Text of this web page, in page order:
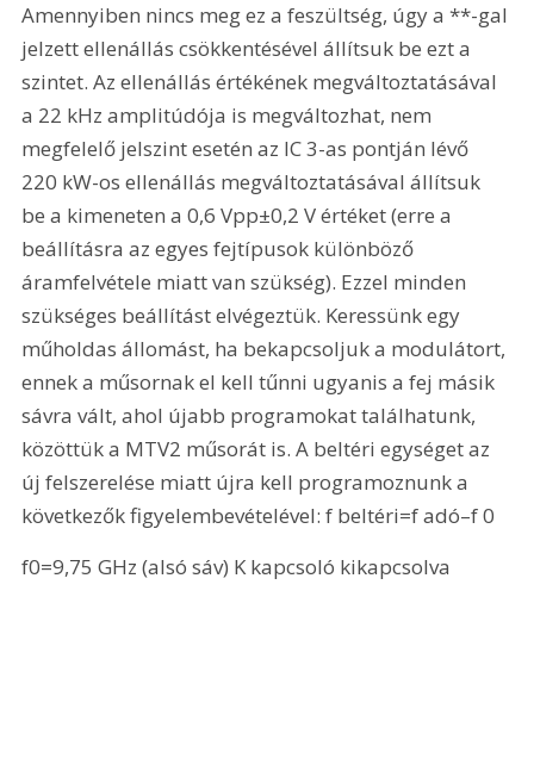
Amennyiben nincs meg ez a feszültség, úgy a **-gal
jelzett ellenállás csökkentésével állítsuk be ezt a
szintet. Az ellenállás értékének megváltoztatásával
a 22 kHz amplitúdója is megváltozhat, nem
megfelelő jelszint esetén az IC 3-as pontján lévő
220 kW-os ellenállás megváltoztatásával állítsuk
be a kimeneten a 0,6 Vpp±0,2 V értéket (erre a
beállításra az egyes fejtípusok különböző
áramfelvétele miatt van szükség). Ezzel minden
szükséges beállítást elvégeztük. Keressünk egy
műholdas állomást, ha bekapcsoljuk a modulátort,
ennek a műsornak el kell tűnni ugyanis a fej másik
sávra vált, ahol újabb programokat találhatunk,
közöttük a MTV2 műsorát is. A beltéri egységet az
új felszerelése miatt újra kell programoznunk a
következők figyelembevételével: f beltéri=f adó–f 0
f0=9,75 GHz (alsó sáv) K kapcsoló kikapcsolva